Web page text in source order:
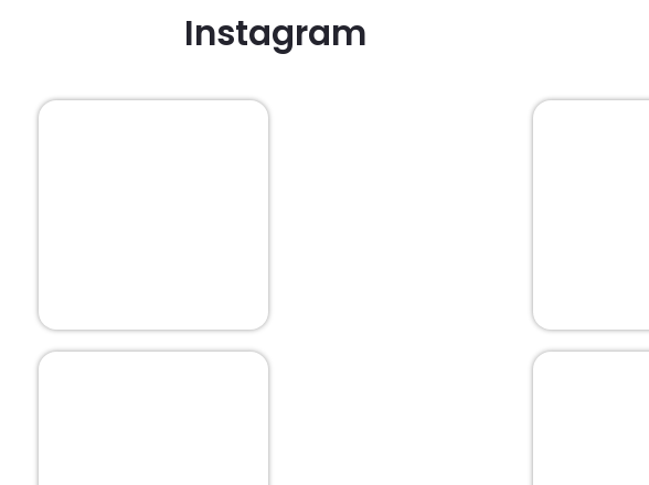
Instagram